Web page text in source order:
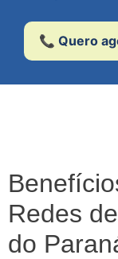
📞 Quero
Redes
do